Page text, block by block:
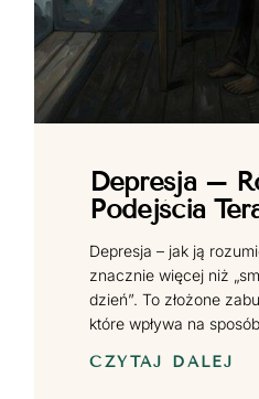
Depresja –
Podejścia
Depresja – jak ją
znacznie więcej niż
dzień”. To złożone
które wpływa na
CZYTAJ DALEJ